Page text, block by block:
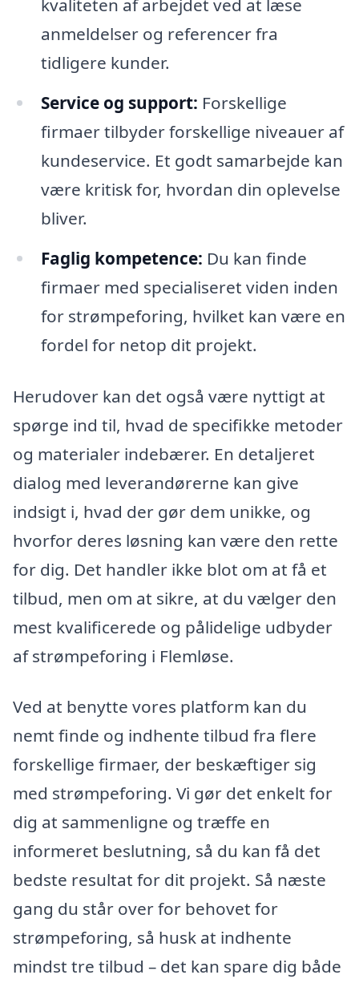
kvaliteten af arbejdet ved at læse
anmeldelser og referencer fra
tidligere kunder.
Service og support: Forskellige
firmaer tilbyder forskellige niveauer af
kundeservice. Et godt samarbejde kan
være kritisk for, hvordan din oplevelse
bliver.
Faglig kompetence: Du kan finde
firmaer med specialiseret viden inden
for strømpeforing, hvilket kan være en
fordel for netop dit projekt.
Herudover kan det også være nyttigt at
spørge ind til, hvad de specifikke metoder
og materialer indebærer. En detaljeret
dialog med leverandørerne kan give
indsigt i, hvad der gør dem unikke, og
hvorfor deres løsning kan være den rette
for dig. Det handler ikke blot om at få et
tilbud, men om at sikre, at du vælger den
mest kvalificerede og pålidelige udbyder
af strømpeforing i Flemløse.
Ved at benytte vores platform kan du
nemt finde og indhente tilbud fra flere
forskellige firmaer, der beskæftiger sig
med strømpeforing. Vi gør det enkelt for
dig at sammenligne og træffe en
informeret beslutning, så du kan få det
bedste resultat for dit projekt. Så næste
gang du står over for behovet for
strømpeforing, så husk at indhente
mindst tre tilbud – det kan spare dig både